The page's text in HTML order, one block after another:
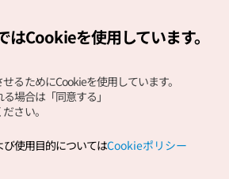
Organization All Rights
はCookieを使用しています。
るためにCookieを使用しています。
場合は「同意する」
さい。
使用目的についてはCookieポリシー